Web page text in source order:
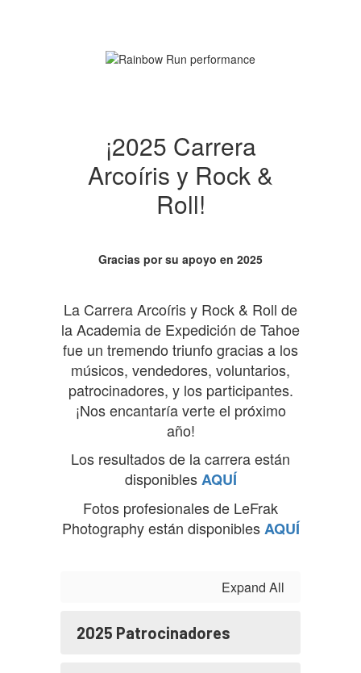
¡2025 Carrera
Arcoíris y Rock &
Roll!
Gracias por su apoyo en 2025
La Carrera Arcoíris y Rock & Roll de
la Academia de Expedición de Tahoe
fue un tremendo triunfo gracias a los
músicos, vendedores, voluntarios,
patrocinadores, y los participantes.
¡Nos encantaría verte el próximo
año!
Los resultados de la carrera están
disponiblesAQUÍ
Fotos profesionales de LeFrak
Photography están disponiblesAQUÍ
Expand All
2025 Patrocinadores